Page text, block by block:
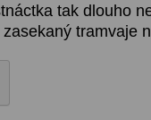
tak dlouho
tramvaje